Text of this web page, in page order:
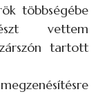
többségébe
vettem
tartott